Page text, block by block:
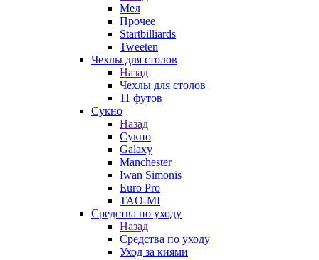
Мел
Прочее
Startbilliards
Tweeten
Чехлы для столов
Назад
Чехлы для столов
11 футов
Сукно
Назад
Сукно
Galaxy
Manchester
Iwan Simonis
Euro Pro
TAO-MI
Средства по уходу
Назад
Средства по уходу
Уход за киями